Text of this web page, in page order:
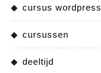
cursus wordpress
cursussen
deeltijd